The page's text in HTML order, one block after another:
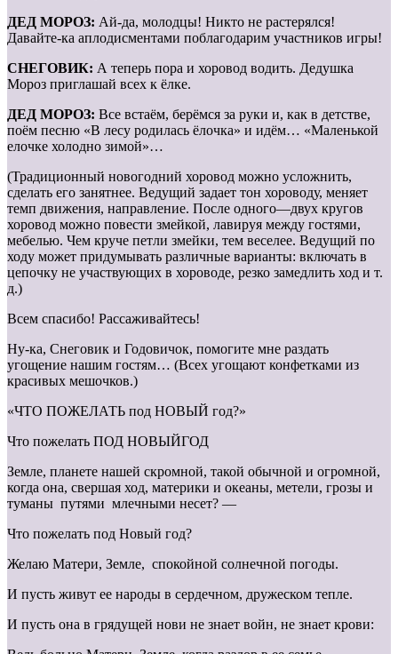
ДЕД МОРОЗ: Ай-да, молодцы! Никто не растерялся!
Давайте-ка аплодисментами поблагодарим участников игры!
СНЕГОВИК: А теперь пора и хоровод водить. Дедушка
Мороз приглашай всех к ёлке.
ДЕД МОРОЗ: Все встаём, берёмся за руки и, как в детстве,
поём песню «В лесу родилась ёлочка» и идём… «Маленькой
елочке холодно зимой»…
(Традиционный новогодний хоровод можно усложнить,
сделать его занятнее. Ведущий задает тон хороводу, меняет
темп движения, направление. После одного—двух кругов
хоровод можно повести змейкой, лавируя между гостями,
мебелью. Чем круче петли змейки, тем веселее. Ведущий по
ходу может придумывать различные варианты: включать в
цепочку не участвующих в хороводе, резко замедлить ход и т.
д.)
Всем спасибо! Рассаживайтесь!
Ну-ка, Снеговик и Годовичок, помогите мне раздать
угощение нашим гостям… (Всех угощают конфетками из
красивых мешочков.)
«ЧТО ПОЖЕЛАТЬ под НОВЫЙ год?»
Что пожелать ПОД НОВЫЙГОД
Земле, планете нашей скромной, такой обычной и огромной,
когда она, свершая ход, материки и океаны, метели, грозы и
туманы путями млечными несет? —
Что пожелать под Новый год?
Желаю Матери, Земле, спокойной солнечной погоды.
И пусть живут ее народы в сердечном, дружеском тепле.
И пусть она в грядущей нови не знает войн, не знает крови: